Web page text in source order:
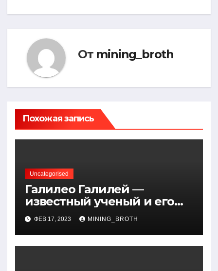
От mining_broth
Похожая запись
Uncategorised
Галилео Галилей —
известный ученый и его
открытия — краткая
биография, достижения и
вклад в науку
ФЕВ 17, 2023 MINING_BROTH